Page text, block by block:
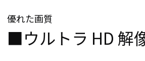
優れた画質
■ウルトラ HD 解